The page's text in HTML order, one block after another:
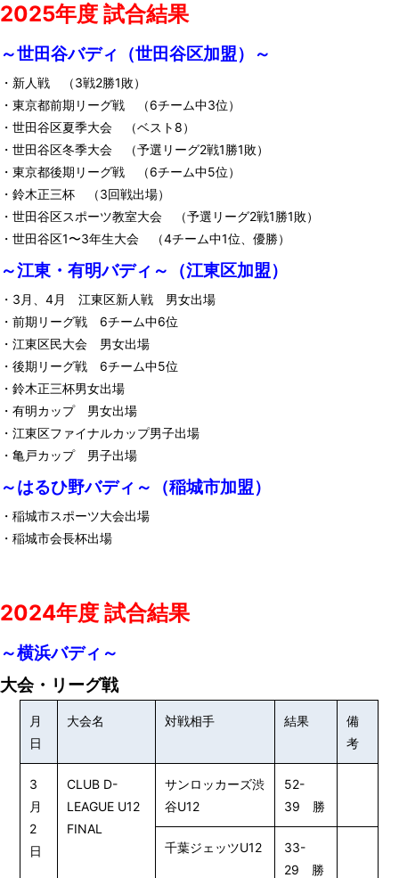
2025年度 試合結果
～世田谷バディ （世田谷区加盟）～
・新人戦 （3戦2勝1敗）
・東京都前期リーグ戦 （6チーム中3位）
・世田谷区夏季大会 （ベスト8）
・世田谷区冬季大会 （予選リーグ2戦1勝1敗）
・東京都後期リーグ戦 （6チーム中5位）
・鈴木正三杯 （3回戦出場）
・世田谷区スポーツ教室大会 （予選リーグ2戦1勝1敗）
・世田谷区1〜3年生大会 （4チーム中1位、優勝）
～江東・有明バディ～（江東区加盟）
・3月、4月 江東区新人戦 男女出場
・前期リーグ戦 6チーム中6位
・江東区民大会 男女出場
・後期リーグ戦 6チーム中5位
・鈴木正三杯男女出場
・有明カップ 男女出場
・江東区ファイナルカップ男子出場
・亀戸カップ 男子出場
～はるひ野バディ～（稲城市加盟）
・稲城市スポーツ大会出場
・稲城市会長杯出場
2024年度 試合結果
～横浜バディ～
大会・リーグ戦
月
日
大会名 対戦相手 結果
備
考
3
月
2
日
CLUB D-
LEAGUE U12
FINAL
サンロッカーズ渋
谷U12
52-
39 勝
千葉ジェッツU12
33-
29 勝